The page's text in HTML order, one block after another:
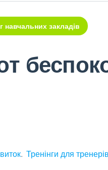
навчальних закладів
Тренінги для тренерів